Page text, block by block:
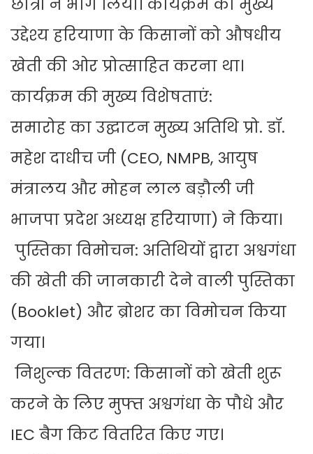
छात्रों ने भाग लिया। कार्यक्रम का मुख्य
उद्देश्य हरियाणा के किसानों को औषधीय
खेती की ओर प्रोत्साहित करना था।
कार्यक्रम की मुख्य विशेषताएं:
समारोह का उद्घाटन मुख्य अतिथि प्रो. डॉ.
महेश दाधीच जी (CEO, NMPB, आयुष
मंत्रालय और मोहन लाल बड़ौली जी
भाजपा प्रदेश अध्यक्ष हरियाणा) ने किया।
पुस्तिका विमोचन: अतिथियों द्वारा अश्वगंधा
की खेती की जानकारी देने वाली पुस्तिका
(Booklet) और ब्रोशर का विमोचन किया
गया।
निशुल्क वितरण: किसानों को खेती शुरू
करने के लिए मुफ्त अश्वगंधा के पौधे और
IEC बैग किट वितरित किए गए।